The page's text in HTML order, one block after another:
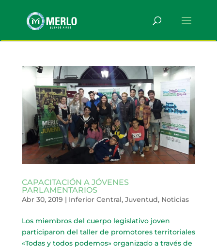
CAPACITACIÓN A JÓVENES
PARLAMENTARIOS
Abr 30, 2019 | Inferior Central, Juventud, Noticias
Los miembros del cuerpo legislativo joven
participaron del taller de promotores territoriales
«Todas y todos podemos» organizado a través de